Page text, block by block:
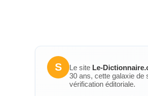
S Le site Le-
30 ans, cette galaxie de
vérification éditoriale.